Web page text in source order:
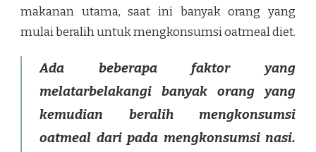
makanan utama, saat ini banyak orang yang
mulai beralih untuk mengkonsumsi oatmeal diet.
Ada beberapa faktor yang
melatarbelakangi banyak orang yang
kemudian beralih mengkonsumsi
oatmeal dari pada mengkonsumsi nasi.